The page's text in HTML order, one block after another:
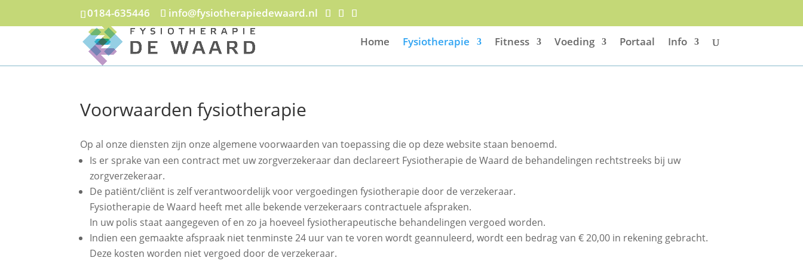
0184-635446 info@fysiotherapiedewaard.nl
Home Fysiotherapie Fitness Voeding Portaal Info
Voorwaarden fysiotherapie
Op al onze diensten zijn onze algemene voorwaarden van toepassing die op deze website staan benoemd.
Is er sprake van een contract met uw zorgverzekeraar dan declareert Fysiotherapie de Waard de behandelingen rechtstreeks bij uw
zorgverzekeraar.
De patiënt/cliënt is zelf verantwoordelijk voor vergoedingen fysiotherapie door de verzekeraar.
Fysiotherapie de Waard heeft met alle bekende verzekeraars contractuele afspraken.
In uw polis staat aangegeven of en zo ja hoeveel fysiotherapeutische behandelingen vergoed worden.
Indien een gemaakte afspraak niet tenminste 24 uur van te voren wordt geannuleerd, wordt een bedrag van € 20,00 in rekening gebracht.
Deze kosten worden niet vergoed door de verzekeraar.